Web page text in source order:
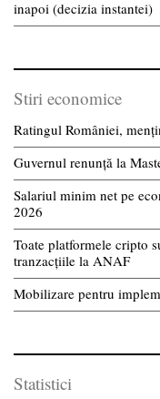
inapoi (decizia instantei)
Stiri economice
Ratingul României,
Guvernul renunță la
Salariul minim net pe
2026
Toate platformele cripto
tranzacțiile la ANAF
Mobilizare pentru
Statistici